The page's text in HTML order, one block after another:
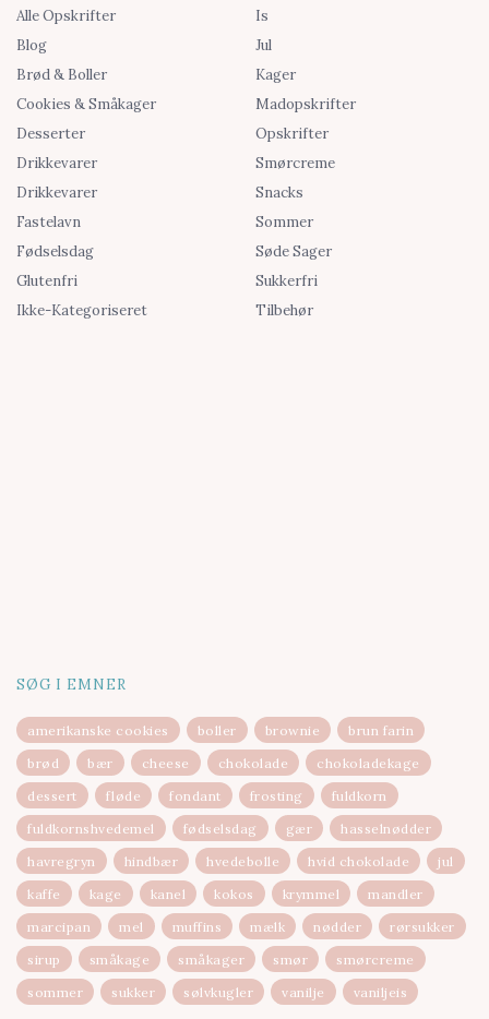
Alle Opskrifter
Blog
Brød & Boller
Cookies & Småkager
Desserter
Drikkevarer
Drikkevarer
Fastelavn
Fødselsdag
Glutenfri
Ikke-Kategoriseret
Is
Jul
Kager
Madopskrifter
Opskrifter
Smørcreme
Snacks
Sommer
Søde Sager
Sukkerfri
Tilbehør
SØG I EMNER
amerikanske cookies boller brownie
brun farin
brød
bær cheese chokolade
chokoladekage
dessert
fløde fondant frosting
fuldkorn
fuldkornshvedemel
fødselsdag gær
hasselnødder
havregryn
hindbær hvedebolle hvid chokolade
jul
kaffe
kage kanel kokos krymmel
mandler
marcipan
mel muffins mælk nødder
rørsukker
sirup
småkage småkager smør
smørcreme
sommer
sukker sølvkugler vanilje vaniljeis